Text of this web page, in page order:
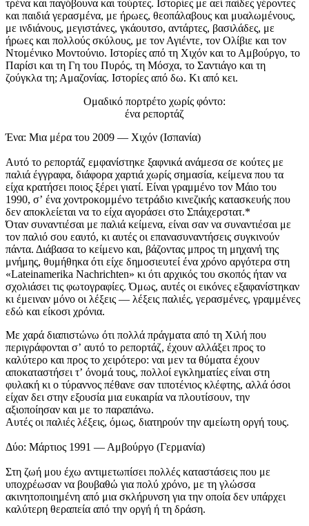
τρένα και παγόβουνα και τούρτες. Ιστορίες με αεί παίδες γέροντες
και παιδιά γερασμένα, με ήρωες, θεοπάλαβους και μυαλωμένους,
με ινδιάνους, μεγιστάνες, γκάουτσο, αντάρτες, βασιλάδες, με
ήρωες και πολλούς σκύλους, με τον Αγιέντε, τον Ολίβιε και τον
Ντομένικο Μοντούνιο. Ιστορίες από τη Χιχόν και το Αμβούργο, το
Παρίσι και τη Γη του Πυρός, τη Μόσχα, το Σαντιάγο και τη
ζούγκλα τη; Αμαζονίας. Ιστορίες από δω. Κι από κει.
Ομαδικό πορτρέτο χωρίς φόντο:
ένα ρεπορτάζ
Ένα: Μια μέρα του 2009 — Χιχόν (Ισπανία)
Αυτό το ρεπορτάζ εμφανίστηκε ξαφνικά ανάμεσα σε κούτες με
παλιά έγγραφα, διάφορα χαρτιά χωρίς σημασία, κείμενα που τα
είχα κρατήσει ποιος ξέρει γιατί. Είναι γραμμένο τον Μάιο του
1990, σʼ ένα χοντροκομμένο τετράδιο κινεζικής κατασκευής που
δεν αποκλείεται να το είχα αγοράσει στο Σπάιχερστατ.*
Όταν συναντιέσαι με παλιά κείμενα, είναι σαν να συναντιέσαι με
τον παλιό σου εαυτό, κι αυτές οι επανασυναντήσεις συγκινούν
πάντα. Διάβασα το κείμενο και, βάζοντας μπρος τη μηχανή της
μνήμης, θυμήθηκα ότι είχε δημοσιευτεί ένα χρόνο αργότερα στη
«Lateinamerika Nachrichten» κι ότι αρχικός του σκοπός ήταν να
σχολιάσει τις φωτογραφίες. Όμως, αυτές οι εικόνες εξαφανίστηκαν
κι έμειναν μόνο οι λέξεις — λέξεις παλιές, γερασμένες, γραμμένες
εδώ και είκοσι χρόνια.
Με χαρά διαπιστώνω ότι πολλά πράγματα από τη Χιλή που
περιγράφονται σʼ αυτό το ρεπορτάζ, έχουν αλλάξει προς το
καλύτερο και προς το χειρότερο: ναι μεν τα θύματα έχουν
αποκαταστήσει τʼ όνομά τους, πολλοί εγκληματίες είναι στη
φυλακή κι ο τύραννος πέθανε σαν τιποτένιος κλέφτης, αλλά όσοι
είχαν δει στην εξουσία μια ευκαιρία να πλουτίσουν, την
αξιοποίησαν και με το παραπάνω.
Αυτές οι παλιές λέξεις, όμως, διατηρούν την αμείωτη οργή τους.
Δύο: Μάρτιος 1991 — Αμβούργο (Γερμανία)
Στη ζωή μου έχω αντιμετωπίσει πολλές καταστάσεις που με
υποχρέωσαν να βουβαθώ για πολύ χρόνο, με τη γλώσσα
ακινητοποιημένη από μια σκλήρυνση για την οποία δεν υπάρχει
καλύτερη θεραπεία από την οργή ή τη δράση.